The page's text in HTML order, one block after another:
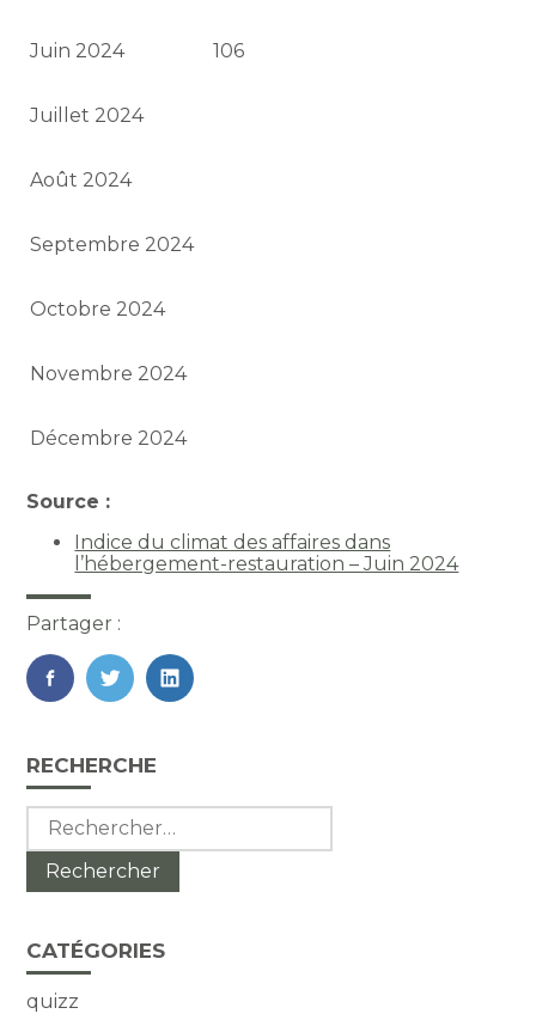
Juin 2024 106
Juillet 2024
Août 2024
Septembre 2024
Octobre 2024
Novembre 2024
Décembre 2024
Source :
Indice du climat des affaires dans
l’hébergement-restauration – Juin 2024
Partager :
FaceBook
TwitterLinkedIn
Blog
sidebar
RECHERCHE
Rechercher :
CATÉGORIES
quizz